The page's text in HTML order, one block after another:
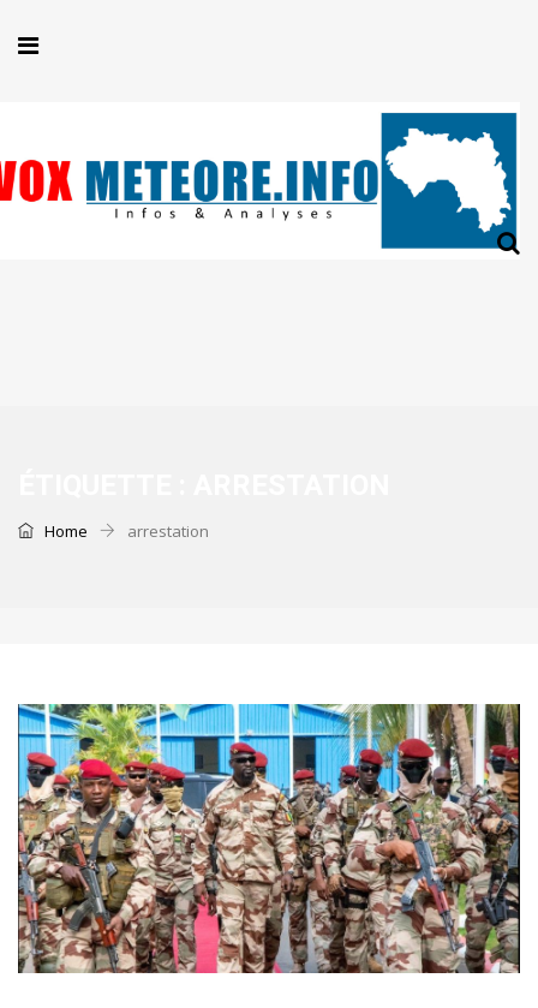
Home arrestation